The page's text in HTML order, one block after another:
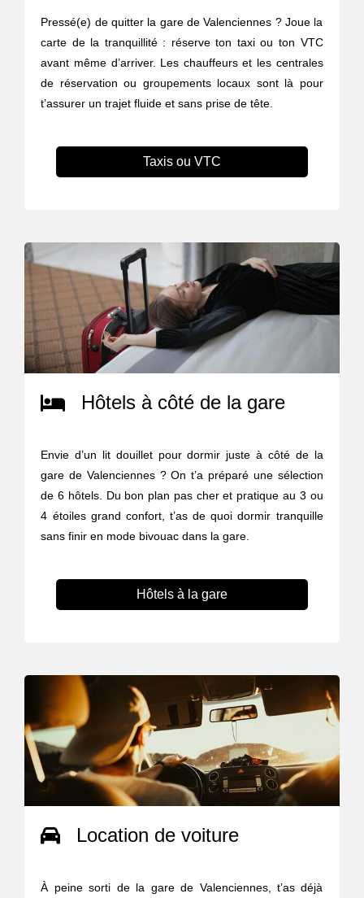
Pressé(e) de quitter la gare de Valenciennes ? Joue la
carte de la tranquillité : réserve ton taxi ou ton VTC
avant même d’arriver. Les chauffeurs et les centrales
de réservation ou groupements locaux sont là pour
t’assurer un trajet fluide et sans prise de tête.
Taxis ou VTC
Hôtels à côté de la gare
Envie d’un lit douillet pour dormir juste à côté de la
gare de Valenciennes ? On t’a préparé une sélection
de 6 hôtels. Du bon plan pas cher et pratique au 3 ou
4 étoiles grand confort, t’as de quoi dormir tranquille
sans finir en mode bivouac dans la gare.
Hôtels à la gare
Location de voiture
À peine sorti de la gare de Valenciennes, t’as déjà